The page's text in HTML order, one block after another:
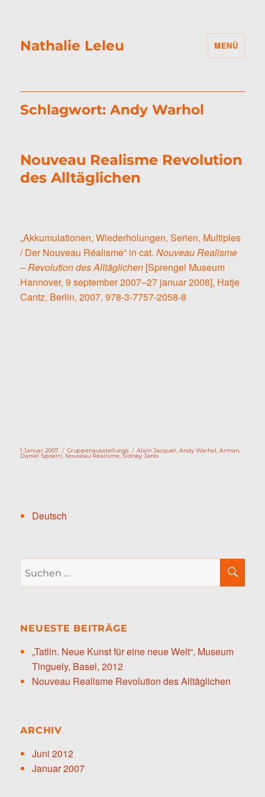
Nathalie Leleu MENÜ
Schlagwort:Andy Warhol
Nouveau Realisme Revolution
des Alltäglichen
„Akkumulationen, Wiederholungen, Serien, Multiples
/ Der Nouveau Réalisme“ in cat.Nouveau Realisme
– Revolution des Alltäglichen [Sprengel Museum
Hannover, 9 september 2007–27 januar 2008], Hatje
Cantz, Berlin, 2007. 978-3-7757-2058-8
Veröffentlicht
am
1 Januar 2007 Kategorien
Gruppenausstellungs Schlagwörter
Alain Jacquet ,Andy Warhol ,Arman
Daniel Spoerri
Nouveau Réalisme ,Sidney Janis
Deutsch
nach:
NEUESTE BEITRÄGE
„Tatlin. Neue Kunst für eine neue Welt“, Museum
Tinguely, Basel, 2012
Nouveau Realisme Revolution des Alltäglichen
ARCHIV
Juni 2012
Januar 2007